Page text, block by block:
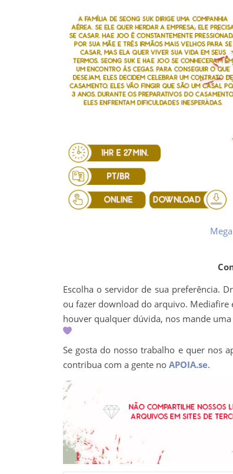
Mega
Escolha o servidor de sua preferência.
ou fazer download do arquivo. Mediafire
houver qualquer dúvida, nos mande
Se gosta do nosso trabalho e quer nos
contribua com a gente no APOIA.se.